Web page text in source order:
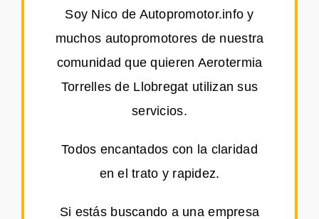
Soy Nico de Autopromotor.info y
muchos autopromotores de nuestra
comunidad que quieren Aerotermia
Torrelles de Llobregat utilizan sus
servicios.
Todos encantados con la claridad
en el trato y rapidez.
Si estás buscando a una empresa